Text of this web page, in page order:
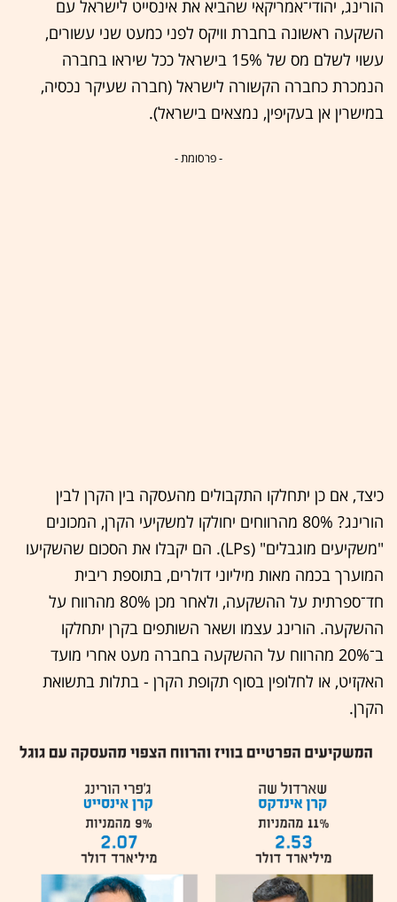
הורינג, יהודי־אמריקאי שהביא את אינסייט לישראל עם
השקעה ראשונה בחברת וויקס לפני כמעט שני עשורים,
עשוי לשלם מס של 15% בישראל ככל שיראו בחברה
הנמכרת כחברה הקשורה לישראל (חברה שעיקר נכסיה,
במישרין אן בעקיפין, נמצאים בישראל).
- פרסומת -
כיצד, אם כן יתחלקו התקבולים מהעסקה בין הקרן לבין
הורינג? 80% מהרווחים יחולקו למשקיעי הקרן, המכונים
"משקיעים מוגבלים" (LPs). הם יקבלו את הסכום שהשקיעו
המוערך בכמה מאות מיליוני דולרים, בתוספת ריבית
חד־ספרתית על ההשקעה, ולאחר מכן 80% מהרווח על
ההשקעה. הורינג עצמו ושאר השותפים בקרן יתחלקו
ב־20% מהרווח על ההשקעה בחברה מעט אחרי מועד
האקזיט, או לחלופין בסוף תקופת הקרן - בתלות בתשואת
הקרן.